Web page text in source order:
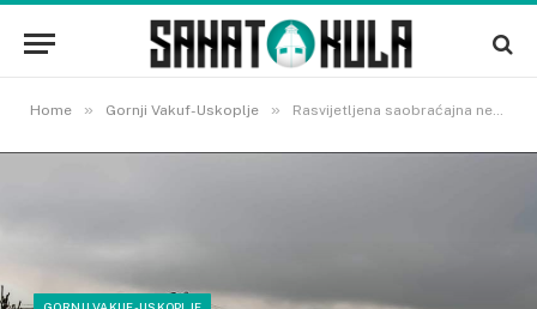
Home » Gornji Vakuf-Uskoplje » Rasvijetljena saobraćajna nesreća u kojoj je smrtno stradao pješak, dvojica uhapšena